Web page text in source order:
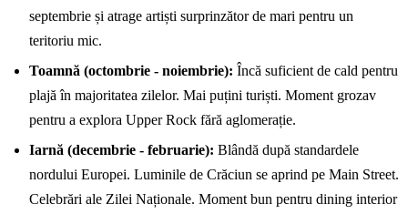
septembrie și atrage artiști surprinzător de mari pentru un
teritoriu mic.
Toamnă (octombrie - noiembrie): Încă suficient de cald pentru
plajă în majoritatea zilelor. Mai puțini turiști. Moment grozav
pentru a explora Upper Rock fără aglomerație.
Iarnă (decembrie - februarie): Blândă după standardele
nordului Europei. Luminile de Crăciun se aprind pe Main Street.
Celebrări ale Zilei Naționale. Moment bun pentru dining interior